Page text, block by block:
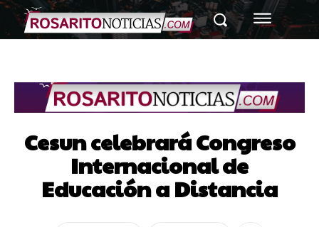
Cesun celebrará Congreso
Internacional de
Educación a Distancia